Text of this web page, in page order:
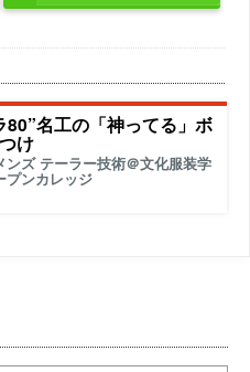
80”名工の「神ってる」ボ
け
ンズ テーラー技術＠文化服装学
プンカレッジ